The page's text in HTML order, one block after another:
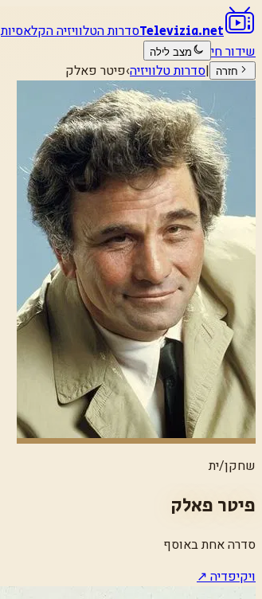
Televizia.netסדרות הטלוויזיה הקלאסיות
שידור חי
מצב לילה
חזרה
|סדרות טלוויזיה›פיטר פאלק
שחקן/ית
פיטר פאלק
סדרה אחת באוסף
ויקיפדיה ↗